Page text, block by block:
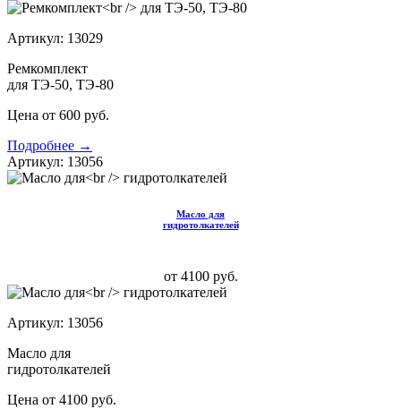
Артикул: 13029
Ремкомплект
для ТЭ-50, ТЭ-80
Цена от 600 руб.
Подробнее →
Артикул: 13056
Масло для
гидротолкателей
от 4100 руб.
Артикул: 13056
Масло для
гидротолкателей
Цена от 4100 руб.